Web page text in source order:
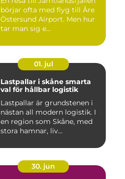
börjar ofta med flyg till Åre
Östersund Airport. Men hur
tar man sig e...
01. jul
Lastpallar i skåne smarta
val för hållbar logistik
Lastpallar är grundstenen i
nästan all modern logistik. I
en region som Skåne, med
stora hamnar, liv...
30. jun